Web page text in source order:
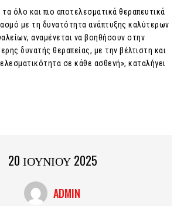
όλο και πιο αποτελεσματικά θεραπευτικά
με τη δυνατότητα ανάπτυξης καλύτερων
αναμένεται να βοηθήσουν στην
δυνατής θεραπείας, με την βέλτιστη και
σε κάθε ασθενή», καταλήγει
20 ΙΟΥΝΙΟΥ 2025
ADMIN